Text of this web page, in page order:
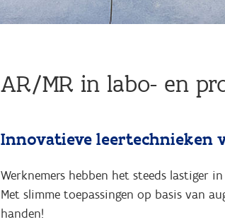
AR/MR in labo- en
Innovatieve leertechnieken
Werknemers hebben het steeds lastiger
Met slimme toepassingen op basis van
handen!